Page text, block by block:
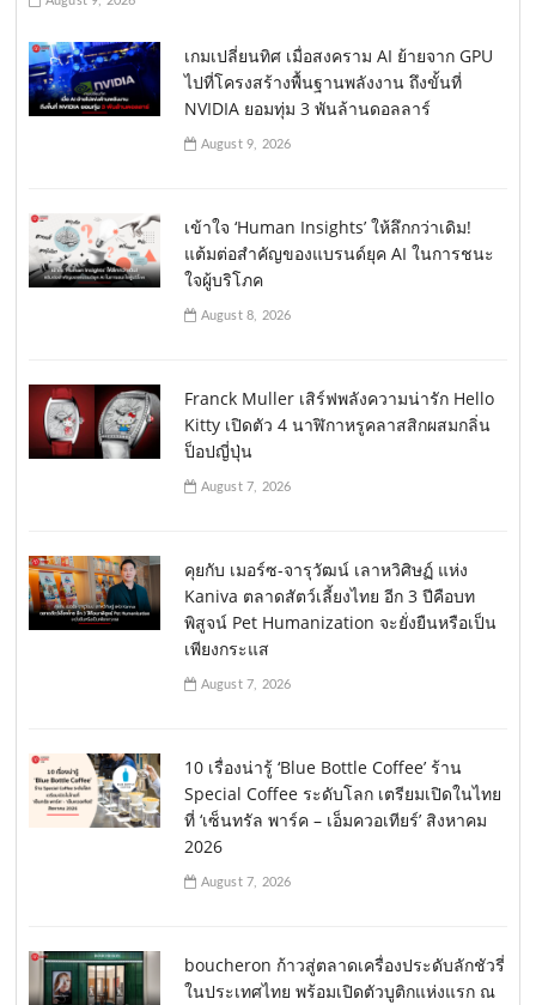
เกมเปลี่ยนทิศ เมื่อสงคราม AI ย้ายจาก GPU
ไปที่โครงสร้างพื้นฐานพลังงาน ถึงขั้นที่
NVIDIA ยอมทุ่ม 3 พันล้านดอลลาร์
August 9, 2026
เข้าใจ ‘Human Insights’ ให้ลึกกว่าเดิม!
แต้มต่อสำคัญของแบรนด์ยุค AI ในการชนะ
ใจผู้บริโภค
August 8, 2026
Franck Muller เสิร์ฟพลังความน่ารัก Hello
Kitty เปิดตัว 4 นาฬิกาหรูคลาสสิกผสมกลิ่น
ป็อปญี่ปุ่น
August 7, 2026
คุยกับ เมอร์ซ-จารุวัฒน์ เลาหวิศิษฏ์ แห่ง
Kaniva ตลาดสัตว์เลี้ยงไทย อีก 3 ปีคือบท
พิสูจน์ Pet Humanization จะยั่งยืนหรือเป็น
เพียงกระแส
August 7, 2026
10 เรื่องน่ารู้ ‘Blue Bottle Coffee’ ร้าน
Special Coffee ระดับโลก เตรียมเปิดในไทย
ที่ ‘เซ็นทรัล พาร์ค – เอ็มควอเทียร์’ สิงหาคม
2026
August 7, 2026
boucheron ก้าวสู่ตลาดเครื่องประดับลักชัวรี่
ในประเทศไทย พร้อมเปิดตัวบูติกแห่งแรก ณ